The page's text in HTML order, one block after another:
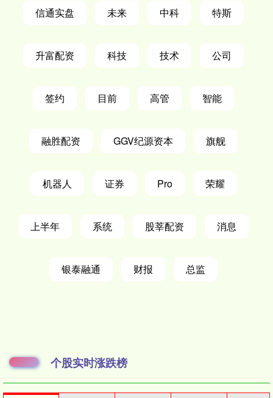
信通实盘 未来 中科 特斯
升富配资 科技 技术 公司
签约 目前 高管 智能
融胜配资 GGV纪源资本 旗舰
机器人 证券 Pro 荣耀
上半年 系统 股莘配资 消息
银泰融通 财报 总监
个股实时涨跌榜